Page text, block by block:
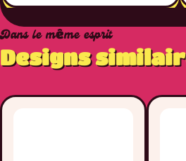
Dans le même esprit
Designs